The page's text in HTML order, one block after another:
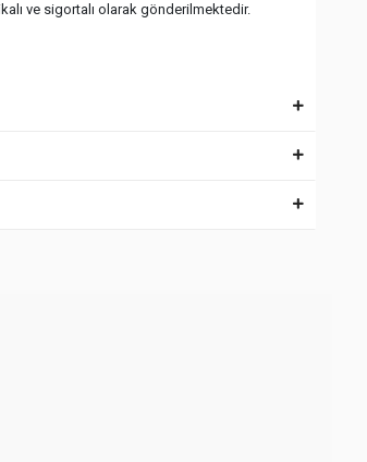
ve sigortalı olarak gönderilmektedir.